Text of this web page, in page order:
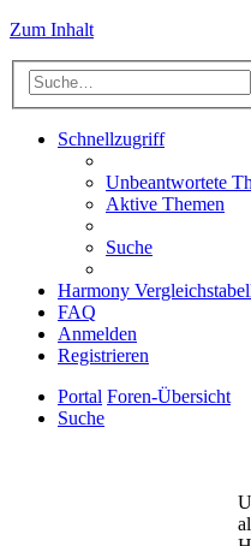
Zum Inhalt
Schnellzugriff
Unbeantwortete
Aktive Themen
Suche
Harmony
FAQ
Anmelden
Registrieren
Portal Foren-Übersicht
Suche